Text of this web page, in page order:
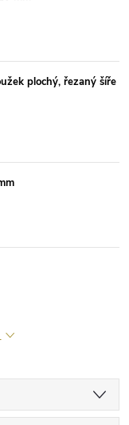
plochý, řezaný šíře